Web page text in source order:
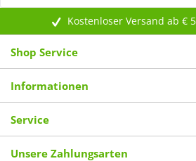
Kostenloser Versand ab €
Shop Service
Informationen
Service
Unsere Zahlungsarten